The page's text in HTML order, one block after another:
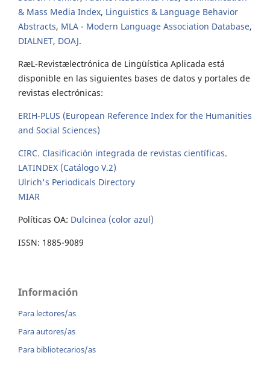
& Mass Media Index, Linguistics & Language Behavior
Abstracts, MLA - Modern Language Association Database,
DIALNET, DOAJ.
RæL-Revistælectrónica de Lingüística Aplicada está
disponible en las siguientes bases de datos y portales de
revistas electrónicas:
ERIH-PLUS (European Reference Index for the Humanities
and Social Sciences)
CIRC. Clasificación integrada de revistas científicas.
LATINDEX (Catálogo V.2)
Ulrich's Periodicals Directory
MIAR
Políticas OA: Dulcinea (color azul)
ISSN: 1885-9089
Información
Para lectores/as
Para autores/as
Para bibliotecarios/as